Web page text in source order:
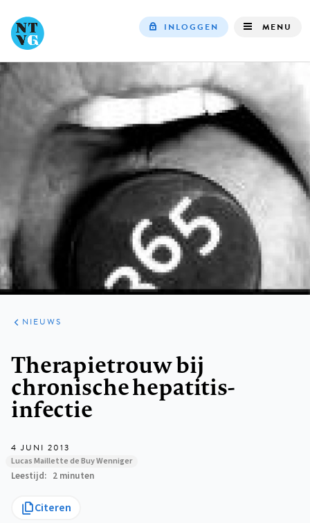
navigation
INLOGGEN MENU
ARTIKELEN
HET
KORT
NIEUWS
Therapietrouw bij
chronische hepatitis-
infectie
4 JUNI 2013
Lucas Maillette de Buy Wenniger
Leestijd 2 minuten
Citeren